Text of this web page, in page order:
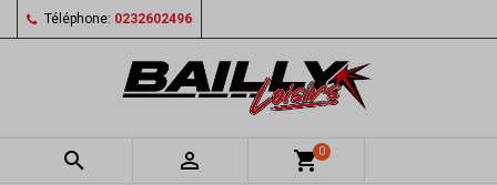
Téléphone: 0232602496
  shopping_cart0